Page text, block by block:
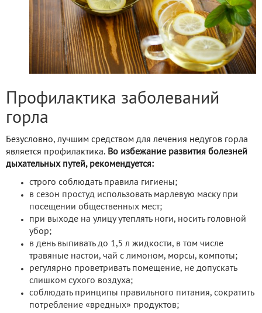
Профилактика заболеваний
горла
Безусловно, лучшим средством для лечения недугов горла
является профилактика. Во избежание развития болезней
дыхательных путей, рекомендуется:
строго соблюдать правила гигиены;
в сезон простуд использовать марлевую маску при
посещении общественных мест;
при выходе на улицу утеплять ноги, носить головной
убор;
в день выпивать до 1,5 л жидкости, в том числе
травяные настои, чай с лимоном, морсы, компоты;
регулярно проветривать помещение, не допускать
слишком сухого воздуха;
соблюдать принципы правильного питания, сократить
потребление «вредных» продуктов;